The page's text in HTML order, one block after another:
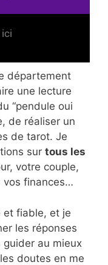
département
une lecture
“pendule oui
de réaliser un
de tarot. Je
sur tous les
votre couple,
vos finances…
et fiable, et je
les réponses
au mieux
doutes en me